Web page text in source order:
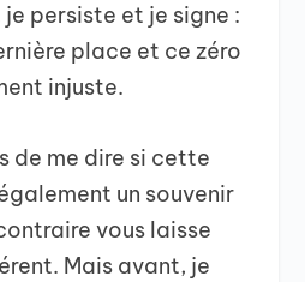
persiste et je signe :
place et ce zéro
injuste.
de me dire si cette
un souvenir
vous laisse
Mais avant, je